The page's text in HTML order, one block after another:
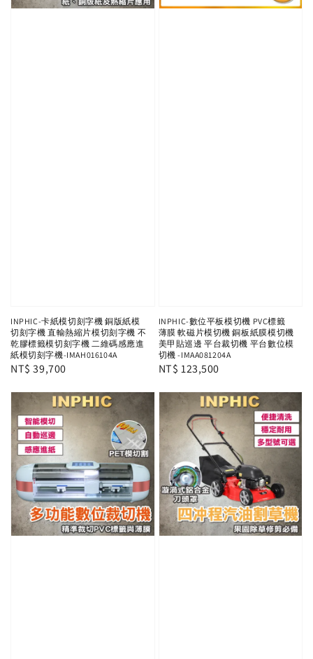
INPHIC-卡紙模切刻字機 銅版紙模
切刻字機 直輸熱縮片模切刻字機 不
乾膠標籤模切刻字機 二維碼感應進
紙模切刻字機-IMAH016104A
Regular
NT$ 39,700
INPHIC-數位平板模切機 PVC標籤
薄膜 軟磁片模切機 銅板紙膜模切機
美甲貼巡邊 平台裁切機 平台數位模
切機 -IMAA081204A
Regular
NT$ 123,500